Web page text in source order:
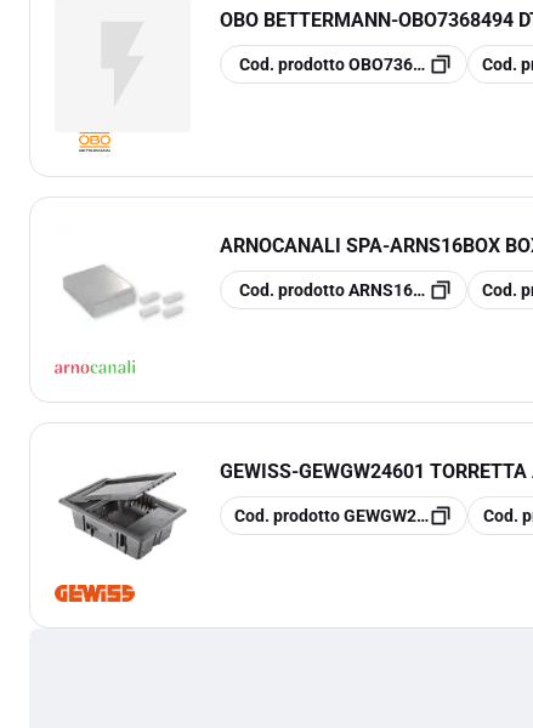
OBO BETTERMANN-OBO7368494
copiaCod. prodotto OBO7368494 copia
Cod.
ARNOCANALI SPA-ARNS16BOX
copiaCod. prodotto ARNS16BOX copia
Cod.
GEWISS-GEWGW24601
copia
Cod. prodottoGEWGW24601 copia
Cod.